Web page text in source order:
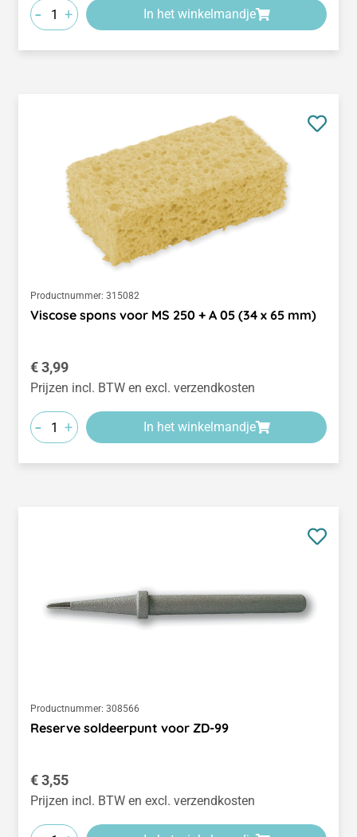
- + In het winkelmandje
Productnummer: 315082
Viscose spons voor MS 250 + A 05 (34 x 65 mm)
Normale prijs:
€ 3,99
Prijzen incl. BTW en excl. verzendkosten
- + In het winkelmandje
Productnummer: 308566
Reserve soldeerpunt voor ZD-99
Normale prijs:
€ 3,55
Prijzen incl. BTW en excl. verzendkosten